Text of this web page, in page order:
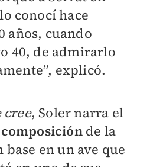
conocí hace
años, cuando
40, de admirarlo
explicó.
cree, Soler narra el
de la
base en un ave que